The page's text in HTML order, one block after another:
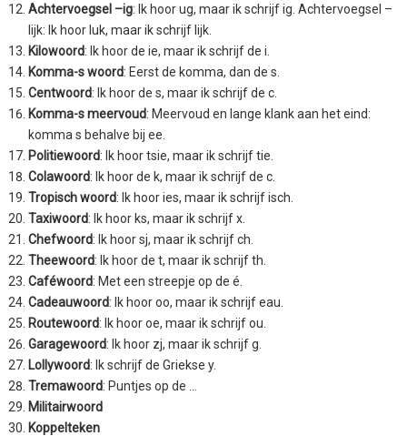
Achtervoegsel –ig: Ik hoor ug, maar ik schrijf ig. Achtervoegsel –
lijk: Ik hoor luk, maar ik schrijf lijk.
Kilowoord: Ik hoor de ie, maar ik schrijf de i.
Komma-s woord: Eerst de komma, dan de s.
Centwoord: Ik hoor de s, maar ik schrijf de c.
Komma-s meervoud: Meervoud en lange klank aan het eind:
komma s behalve bij ee.
Politiewoord: Ik hoor tsie, maar ik schrijf tie.
Colawoord: Ik hoor de k, maar ik schrijf de c.
Tropisch woord: Ik hoor ies, maar ik schrijf isch.
Taxiwoord: Ik hoor ks, maar ik schrijf x.
Chefwoord: Ik hoor sj, maar ik schrijf ch.
Theewoord: Ik hoor de t, maar ik schrijf th.
Caféwoord: Met een streepje op de é.
Cadeauwoord: Ik hoor oo, maar ik schrijf eau.
Routewoord: Ik hoor oe, maar ik schrijf ou.
Garagewoord: Ik hoor zj, maar ik schrijf g.
Lollywoord: Ik schrijf de Griekse y.
Tremawoord: Puntjes op de …
Militairwoord
Koppelteken